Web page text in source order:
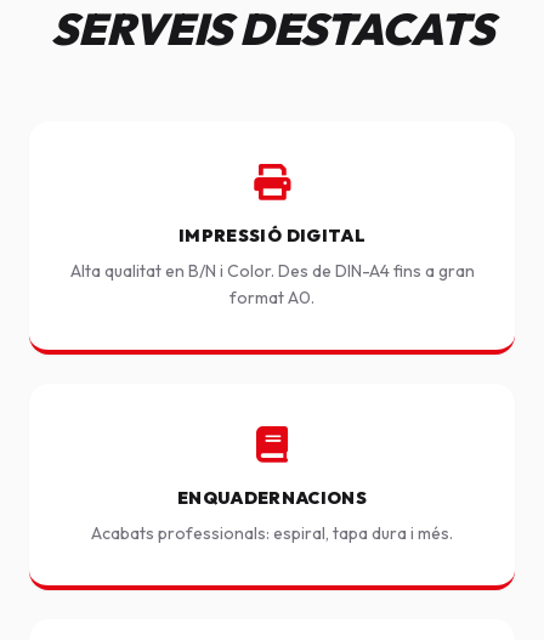
SERVEIS DESTACATS
IMPRESSIÓ DIGITAL
Alta qualitat en B/N i Color. Des de DIN-A4 fins a gran
format A0.
ENQUADERNACIONS
Acabats professionals: espiral, tapa dura i més.